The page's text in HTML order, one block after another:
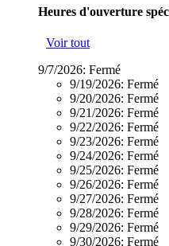
Heures d'ouverture
Voir tout
9/7/2026: Fermé
9/19/2026: Fermé
9/20/2026: Fermé
9/21/2026: Fermé
9/22/2026: Fermé
9/23/2026: Fermé
9/24/2026: Fermé
9/25/2026: Fermé
9/26/2026: Fermé
9/27/2026: Fermé
9/28/2026: Fermé
9/29/2026: Fermé
9/30/2026: Fermé